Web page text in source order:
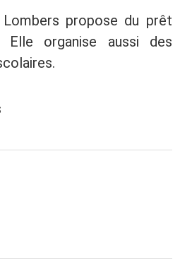
propose du prêt
organise aussi des